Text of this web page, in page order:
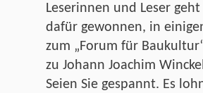
Leserinnen und Leser
dafür gewonnen, in
zum „Forum für
zu Johann Joachim
Seien Sie gespannt. Es